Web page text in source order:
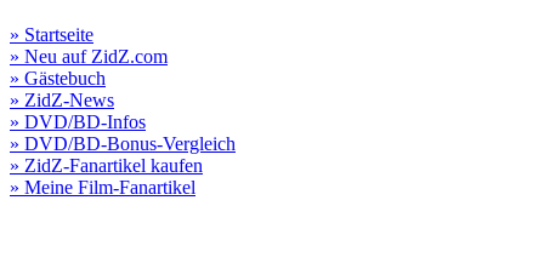
» Startseite
» Neu auf ZidZ.com
» Gästebuch
» ZidZ-News
» DVD/BD-Infos
» DVD/BD-Bonus-Vergleich
» ZidZ-Fanartikel kaufen
» Meine Film-Fanartikel